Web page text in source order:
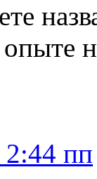
пп